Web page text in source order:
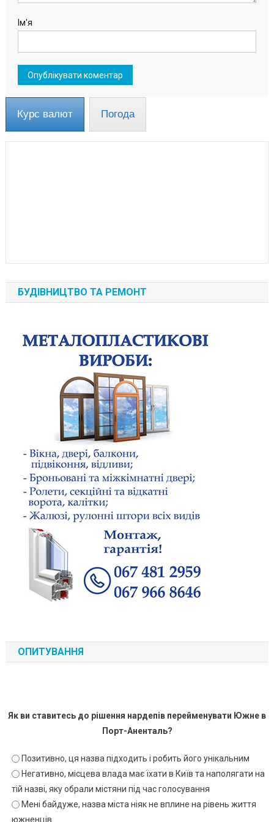
Ім'я
Курс валют Погода
БУДІВНИЦТВО ТА РЕМОНТ
ОПИТУВАННЯ
Як ви ставитесь до рішення нардепів перейменувати Южне в
Порт-Аненталь?
Позитивно, ця назва підходить і робить його унікальним
Негативно, місцева влада має їхати в Київ та наполягати на
тій назві, яку обрали містяни під час голосування
Мені байдуже, назва міста ніяк не вплине на рівень життя
южненців